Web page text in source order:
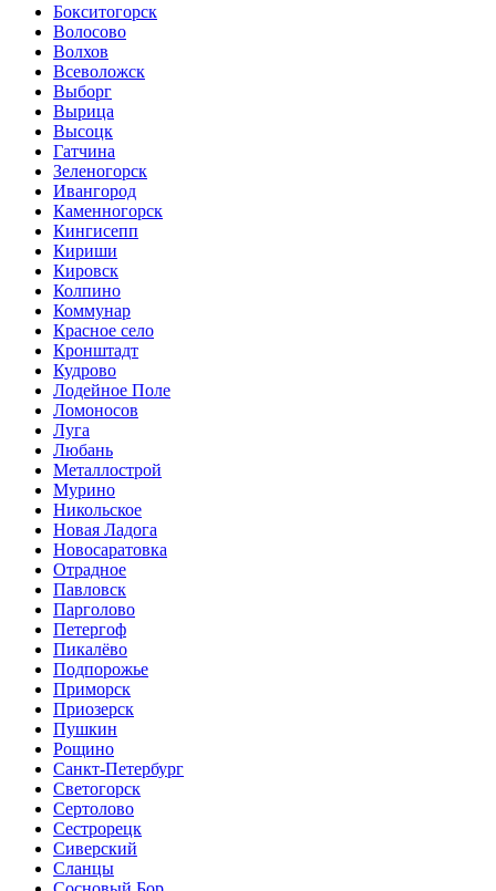
Бокситогорск
Волосово
Волхов
Всеволожск
Выборг
Вырица
Высоцк
Гатчина
Зеленогорск
Ивангород
Каменногорск
Кингисепп
Кириши
Кировск
Колпино
Коммунар
Красное село
Кронштадт
Кудрово
Лодейное Поле
Ломоносов
Луга
Любань
Металлострой
Мурино
Никольское
Новая Ладога
Новосаратовка
Отрадное
Павловск
Парголово
Петергоф
Пикалёво
Подпорожье
Приморск
Приозерск
Пушкин
Рощино
Санкт-Петербург
Светогорск
Сертолово
Сестрорецк
Сиверский
Сланцы